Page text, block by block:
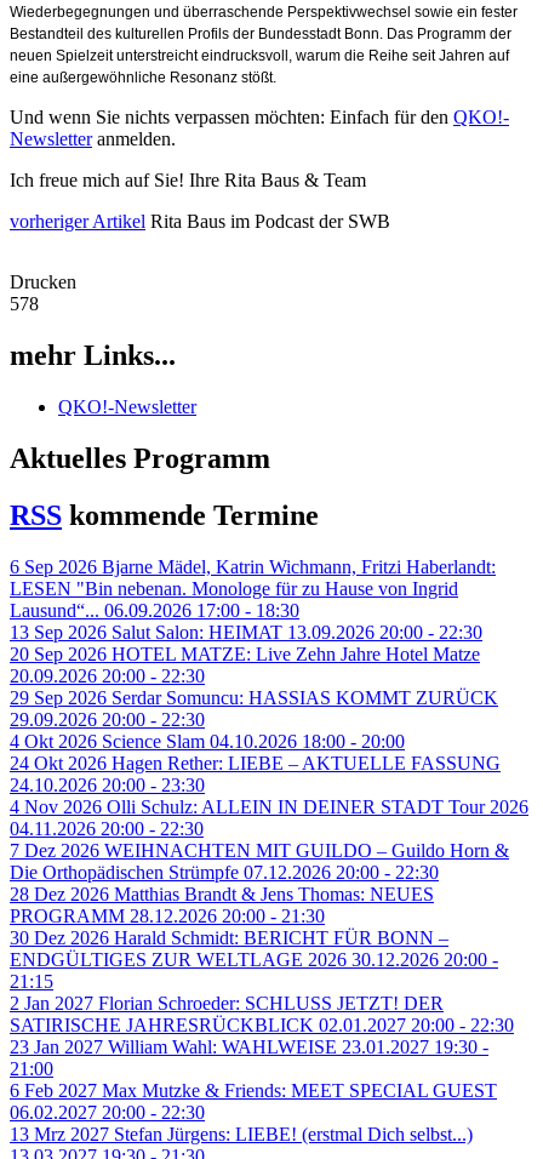
Wiederbegegnungen und überraschende Perspektivwechsel sowie ein fester
Bestandteil des kulturellen Profils der Bundesstadt Bonn. Das Programm der
neuen Spielzeit unterstreicht eindrucksvoll, warum die Reihe seit Jahren auf
eine außergewöhnliche Resonanz stößt.
Und wenn Sie nichts verpassen möchten: Einfach für den QKO!-
Newsletteranmelden.
Ich freue mich auf Sie! Ihre Rita Baus & Team
vorheriger Artikel Rita Baus im Podcast der SWB
Drucken
578
mehr Links...
QKO!-Newsletter
Aktuelles Programm
RSS kommende Termine
6 Sep 2026 Bjarne Mädel, Katrin Wichmann, Fritzi Haberlandt:
LESEN "Bin nebenan. Monologe für zu Hause von Ingrid
Lausund“... 06.09.2026 17:00 - 18:30
13 Sep 2026 Salut Salon: HEIMAT 13.09.2026 20:00 - 22:30
20 Sep 2026 HOTEL MATZE: Live Zehn Jahre Hotel Matze
20.09.2026 20:00 - 22:30
29 Sep 2026 Serdar Somuncu: HASSIAS KOMMT ZURÜCK
29.09.2026 20:00 - 22:30
4 Okt 2026 Science Slam 04.10.2026 18:00 - 20:00
24 Okt 2026 Hagen Rether: LIEBE – AKTUELLE FASSUNG
24.10.2026 20:00 - 23:30
4 Nov 2026 Olli Schulz: ALLEIN IN DEINER STADT Tour 2026
04.11.2026 20:00 - 22:30
7 Dez 2026 WEIHNACHTEN MIT GUILDO – Guildo Horn &
Die Orthopädischen Strümpfe 07.12.2026 20:00 - 22:30
28 Dez 2026 Matthias Brandt & Jens Thomas: NEUES
PROGRAMM 28.12.2026 20:00 - 21:30
30 Dez 2026 Harald Schmidt: BERICHT FÜR BONN –
ENDGÜLTIGES ZUR WELTLAGE 2026 30.12.2026 20:00 -
21:15
2 Jan 2027 Florian Schroeder: SCHLUSS JETZT! DER
SATIRISCHE JAHRESRÜCKBLICK 02.01.2027 20:00 - 22:30
23 Jan 2027 William Wahl: WAHLWEISE 23.01.2027 19:30 -
21:00
6 Feb 2027 Max Mutzke & Friends: MEET SPECIAL GUEST
06.02.2027 20:00 - 22:30
13 Mrz 2027 Stefan Jürgens: LIEBE! (erstmal Dich selbst...)